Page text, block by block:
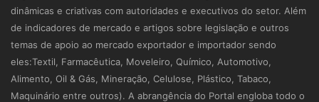
dinâmicas e criativas com autoridades e executivos do setor. Além
de indicadores de mercado e artigos sobre legislação e outros
temas de apoio ao mercado exportador e importador sendo
eles:Textil, Farmacêutica, Moveleiro, Químico, Automotivo,
Alimento, Oil & Gás, Mineração, Celulose, Plástico, Tabaco,
Maquinário entre outros). A abrangência do Portal engloba todo o